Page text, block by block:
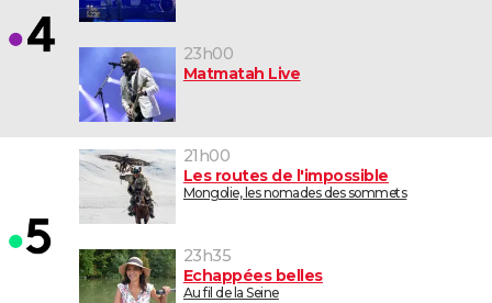
23h00
Matmatah Live
21h00
Les routes de l'impossible
Mongolie, les nomades des sommets
23h35
Echappées belles
Au fil de la Seine